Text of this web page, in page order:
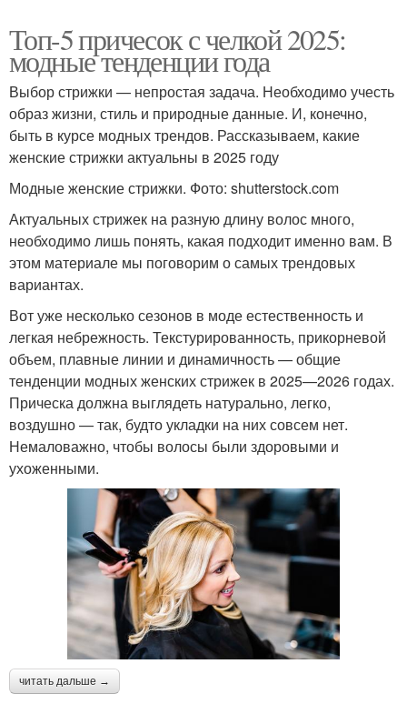
Топ-5 причесок с челкой 2025:
модные тенденции года
Выбор стрижки — непростая задача. Необходимо учесть
образ жизни, стиль и природные данные. И, конечно,
быть в курсе модных трендов. Рассказываем, какие
женские стрижки актуальны в 2025 году
Модные женские стрижки. Фото: shutterstock.com
Актуальных стрижек на разную длину волос много,
необходимо лишь понять, какая подходит именно вам. В
этом материале мы поговорим о самых трендовых
вариантах.
Вот уже несколько сезонов в моде естественность и
легкая небрежность. Текстурированность, прикорневой
объем, плавные линии и динамичность — общие
тенденции модных женских стрижек в 2025—2026 годах.
Прическа должна выглядеть натурально, легко,
воздушно — так, будто укладки на них совсем нет.
Немаловажно, чтобы волосы были здоровыми и
ухоженными.
читать дальше →